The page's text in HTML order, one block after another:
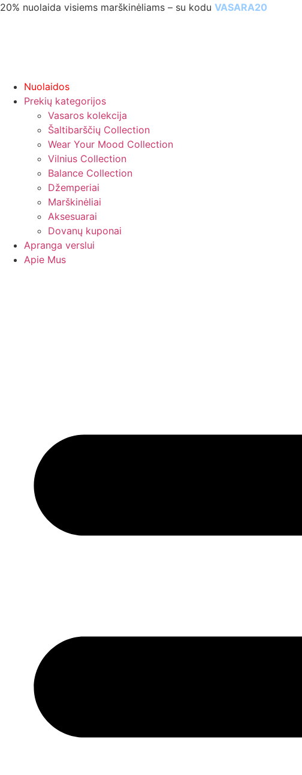
Eiti
20% nuolaida visiems marškinėliams – su kodu VASARA20
Nuolaidos
Prekių kategorijos
Vasaros kolekcija
Šaltibarščių Collection
Wear Your Mood Collection
Vilnius Collection
Balance Collection
Džemperiai
Marškinėliai
Aksesuarai
Dovanų kuponai
Apranga verslui
Apie Mus